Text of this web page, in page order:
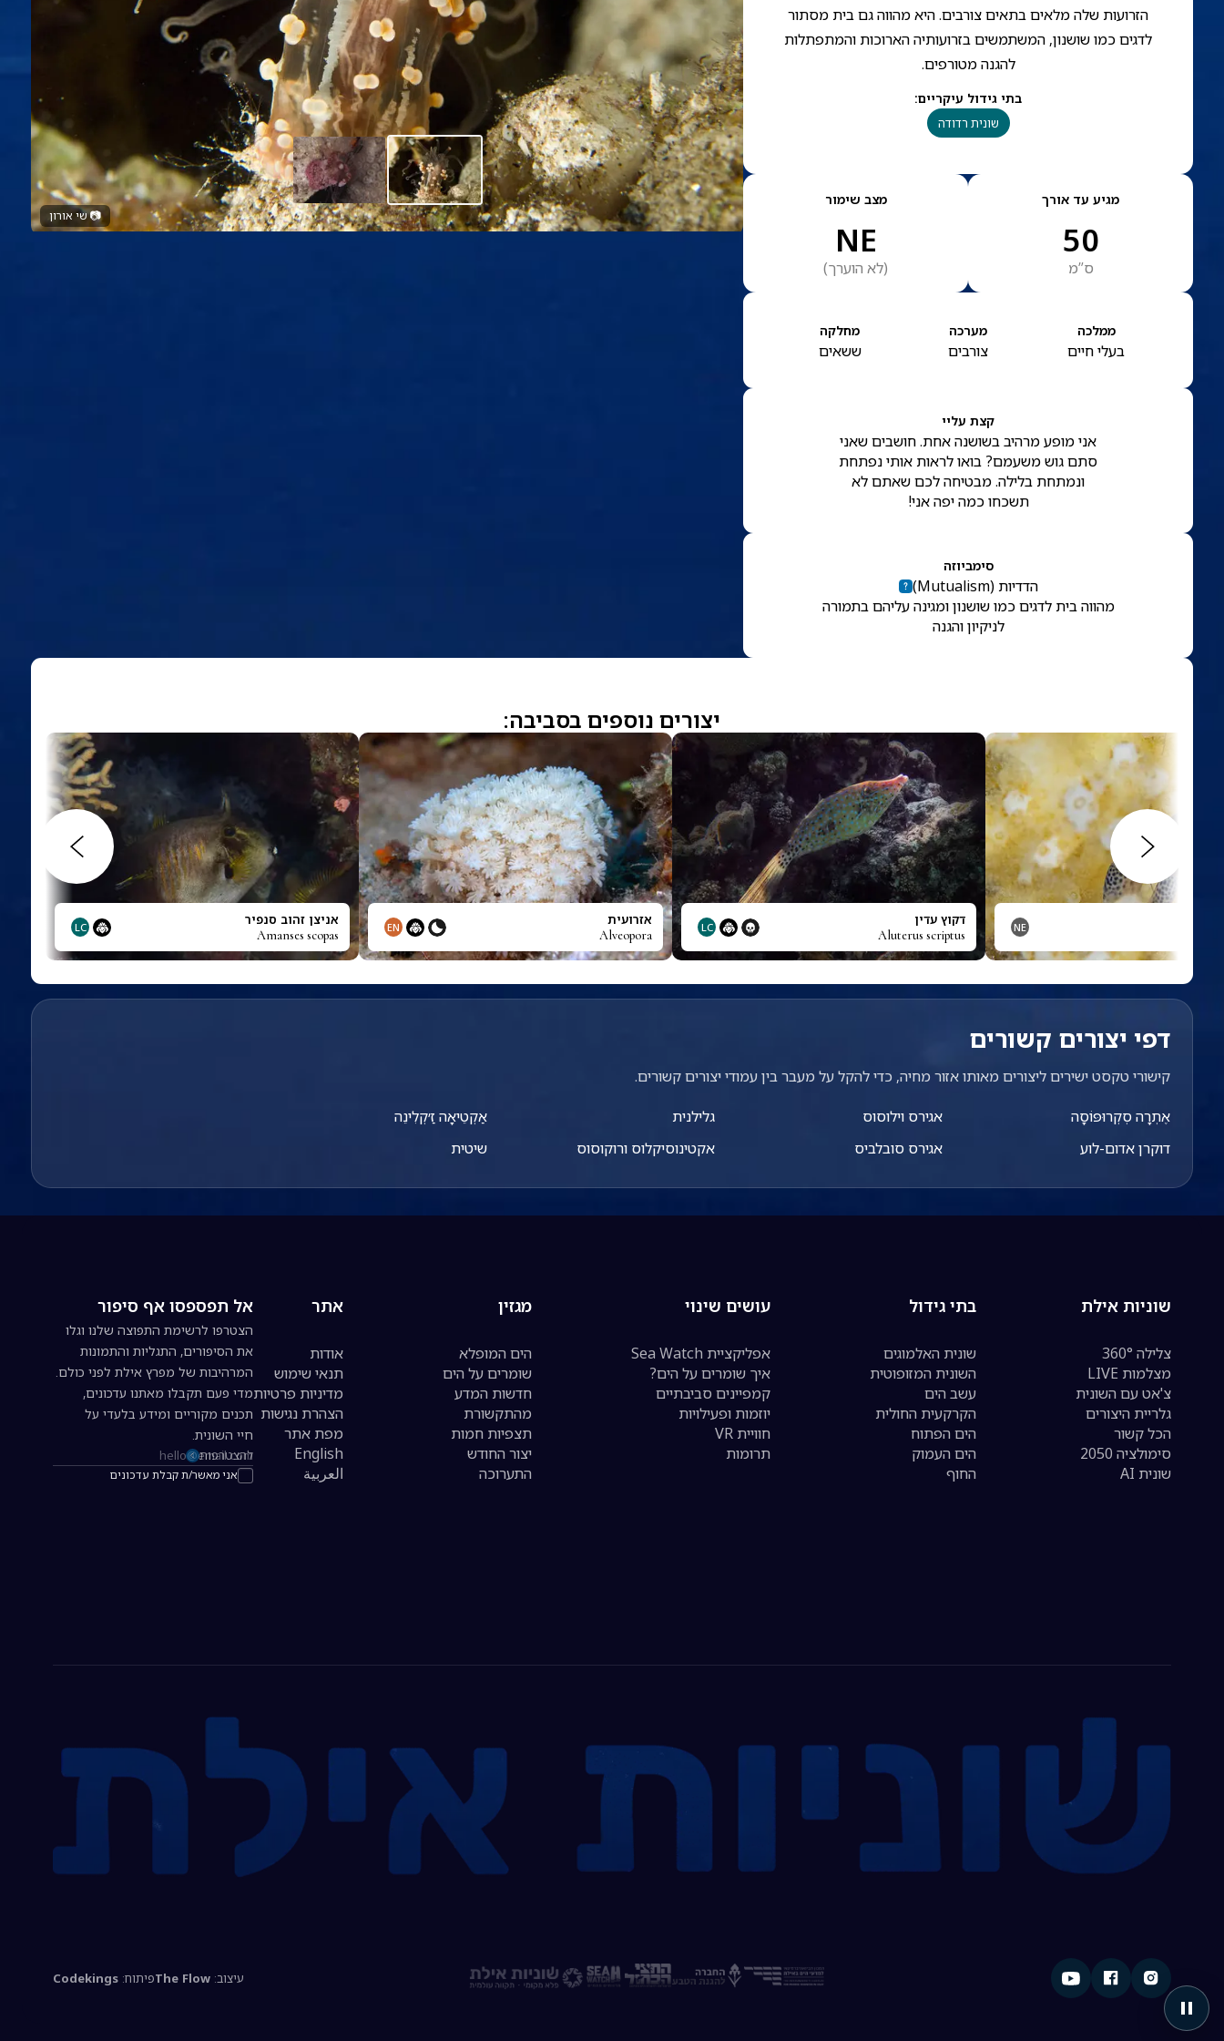
📷שי אורון
הזרועות שלה מלאים בתאים צורבים. היא מהווה גם בית מסתור
לדגים כמו שושנון, המשתמשים בזרועותיה הארוכות והמתפתלות
להגנה מטורפים.
בתי גידול עיקריים:
שונית רדודה
מגיע עד אורך
50
ס”מ
מצב שימור
NE
(לא הוערך)
ממלכה
בעלי חיים
מערכה
צורבים
מחלקה
ששאים
קצת עליי
אני מופע מרהיב בשושנה אחת. חושבים שאני
סתם גוש משעמם? בואו לראות אותי נפתחת
ונמתחת בלילה. מבטיחה לכם שאתם לא
תשכחו כמה יפה אני!
סימביוזה
הדדיות (
Mutualism
)
מהווה בית לדגים כמו שושנון ומגינה עליהם בתמורה
לניקיון והגנה
יצורים נוספים בסביבה:
NE דקוץ עדין
Aluterus scriptus
LC אזרועית
Alveopora
EN אניצן זהוב סנפיר
Amanses scopas
LC
דפי יצורים קשורים
קישורי טקסט ישירים ליצורים מאותו אזור מחיה, כדי להקל על מעבר בין עמודי יצורים קשורים.
אֶתְרָה סְקְרוּפּוֹסָה
דוקרן אדום-לוע
אגירס וילוסוס
אגירס סובלביס
גלילנית
אקטינוסיקלוס ורוקוסוס
אַקְטֵיאָה זַ׳קְלִינֵה
שיטית
שוניות אילת
צלילה 360°
מצלמות LIVE
צ'אט עם השונית
גלריית היצורים
הכל קשור
סימולציה 2050
שונית AI
בתי גידול
שונית האלמוגים
השונית המזופוטית
עשב הים
הקרקעית החולית
הים הפתוח
הים העמוק
החוף
עושים שינוי
אפליקציית Sea Watch
איך שומרים על הים?
קמפיינים סביבתיים
יוזמות ופעילויות
חוויית VR
תרומות
מגזין
הים המופלא
שומרים על הים
חדשות המדע
מהתקשורת
תצפיות חמות
יצור החודש
התערוכה
אתר
אודות
תנאי שימוש
מדיניות פרטיות
הצהרת נגישות
מפת אתר
English
العربية
אל תפספסו אף סיפור
הצטרפו לרשימת התפוצה שלנו וגלו
את הסיפורים, התגליות והתמונות
המרהיבות של מפרץ אילת לפני כולם.
מדי פעם תקבלו מאתנו עדכונים,
תכנים מקוריים ומידע בלעדי על
חיי השונית.
כתובת אימייל להרשמה לניוזלטר
אני מאשר/ת קבלת עדכונים
להצטרפות
עיצוב: The Flowפיתוח: Codekings